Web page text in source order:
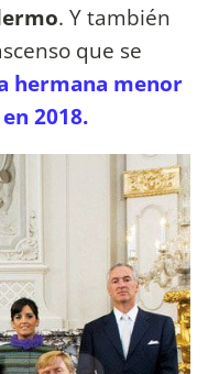
. Y también
que se
hermana menor
2018.